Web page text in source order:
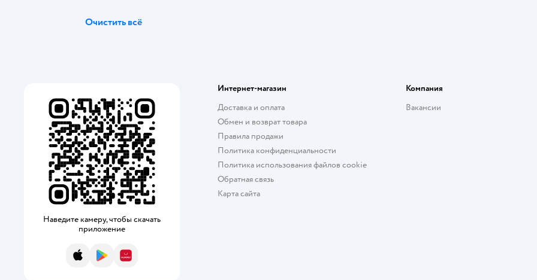
Очистить всё
Наведите камеру, чтобы скачать
приложение
App StoreGoogle PlayAppGallery
Интернет-магазин
Доставка и оплата
Обмен и возврат товара
Правила продажи
Политика конфиденциальности
Политика использования файлов cookie
Обратная связь
Карта сайта
Компания
Вакансии